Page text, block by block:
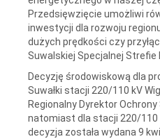
Przedsięwzięcie umożliwi
inwestycji dla rozwoju
dużych prędkości czy
Suwalskiej Specjalnej Strefie
Decyzję środowiskową dla
Suwałki stacji 220/110 kV
Regionalny Dyrektor
natomiast dla stacji 220/110
decyzja została wydana 9